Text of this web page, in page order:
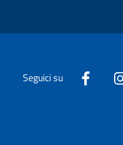
Seguici su